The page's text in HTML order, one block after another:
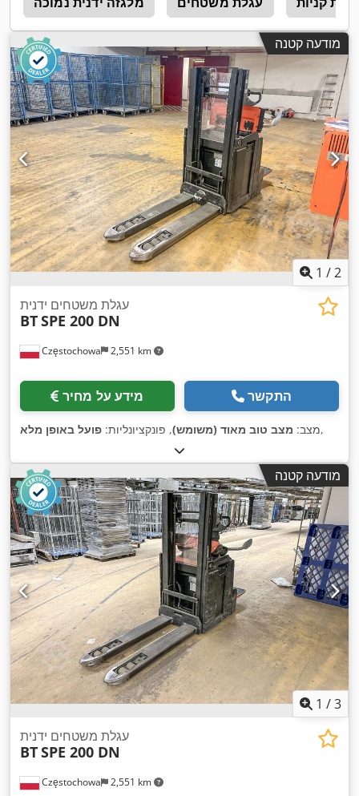
מודעה קטנה
1 /2
Częstochowa 2,551 km
עגלת משטחים ידנית
BTSPE 200 DN
מידע על מחיר התקשר
מצב: מצב טוב מאוד (משומש), פונקציונליות: פועל באופן מלא ,
מודעה קטנה
1 /3
Częstochowa 2,551 km
עגלת משטחים ידנית
BTSPE 200 DN